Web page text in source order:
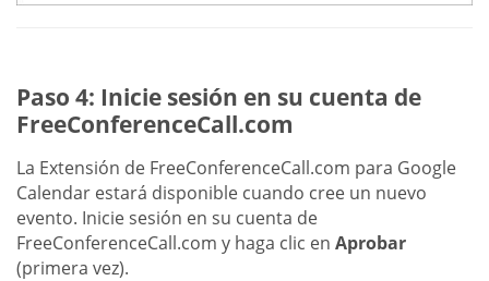
Paso 4: Inicie sesión en su cuenta de
FreeConferenceCall.com
La Extensión de FreeConferenceCall.com para Google
Calendar estará disponible cuando cree un nuevo
evento. Inicie sesión en su cuenta de
FreeConferenceCall.com y haga clic en Aprobar
(primera vez).